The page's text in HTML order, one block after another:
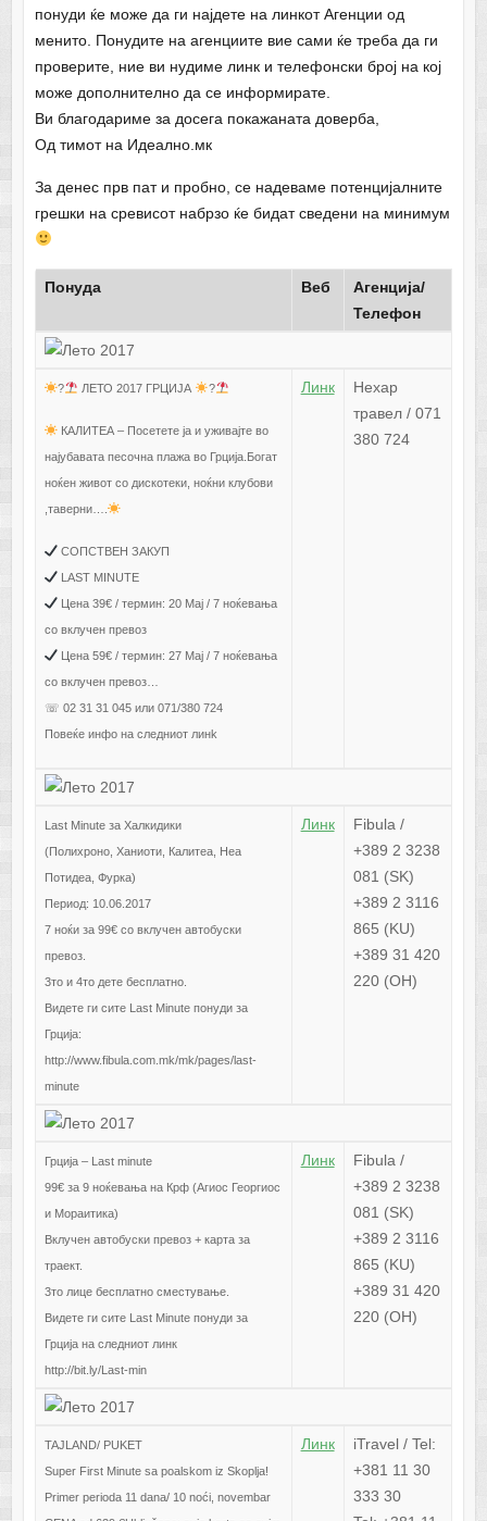
понуди ќе може да ги најдете на линкот Агенции од
менито. Понудите на агенциите вие сами ќе треба да ги
проверите, ние ви нудиме линк и телефонски број на кој
може дополнително да се информирате.
Ви благодариме за досега покажаната доверба,
Од тимот на Идеално.мк
За денес прв пат и пробно, се надеваме потенцијалните
грешки на сревисот набрзо ќе бидат сведени на минимум
Понуда Веб
Агенција/
Телефон
? ЛЕТО 2017 ГРЦИЈА ?
КАЛИТЕА – Посетете ја и уживајте во
најубавата песочна плажа во Грција.Богат
ноќен живот со дискотеки, ноќни клубови
,таверни….
СОПСТВЕН ЗАКУП
LAST MINUTE
Цена 39€ / термин: 20 Мај / 7 ноќевања
со вклучен превоз
Цена 59€ / термин: 27 Мај / 7 ноќевања
со вклучен превоз…
☏ 02 31 31 045 или 071/380 724
Повеќе инфо на следниот линk
Линк
Нехар
травел / 071
380 724
Last Minute за Халкидики
(Полихроно, Ханиоти, Калитеа, Неа
Потидеа, Фурка)
Период: 10.06.2017
7 ноќи за 99€ со вклучен автобуски
превоз.
3то и 4то дете бесплатно.
Видете ги сите Last Minute понуди за
Грција:
http://www.fibula.com.mk/mk/pages/last-
minute
Линк
Fibula /
+389 2 3238
081 (SK)
+389 2 3116
865 (KU)
+389 31 420
220 (OH)
Грција – Last minute
99€ за 9 ноќевања на Крф (Агиос Георгиос
и Мораитика)
Вклучен автобуски превоз + карта за
траект.
3то лице бесплатно сместување.
Видете ги сите Last Minute понуди за
Грција на следниот линк
http://bit.ly/Last-min
Линк
Fibula /
+389 2 3238
081 (SK)
+389 2 3116
865 (KU)
+389 31 420
220 (OH)
TAJLAND/ PUKET
Super First Minute sa poalskom iz Skoplja!
Primer perioda 11 dana/ 10 noći, novembar
Линк
iTravel / Tel:
+381 11 30
333 30